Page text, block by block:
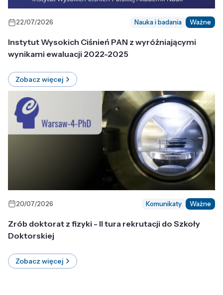
22/07/2026 Nauka i badania Ważne
Instytut Wysokich Ciśnień PAN z wyróżniającymi
wynikami ewaluacji 2022-2025
Zobacz więcej
20/07/2026 Komunikaty Ważne
Zrób doktorat z fizyki - II tura rekrutacji do Szkoły
Doktorskiej
Zobacz więcej